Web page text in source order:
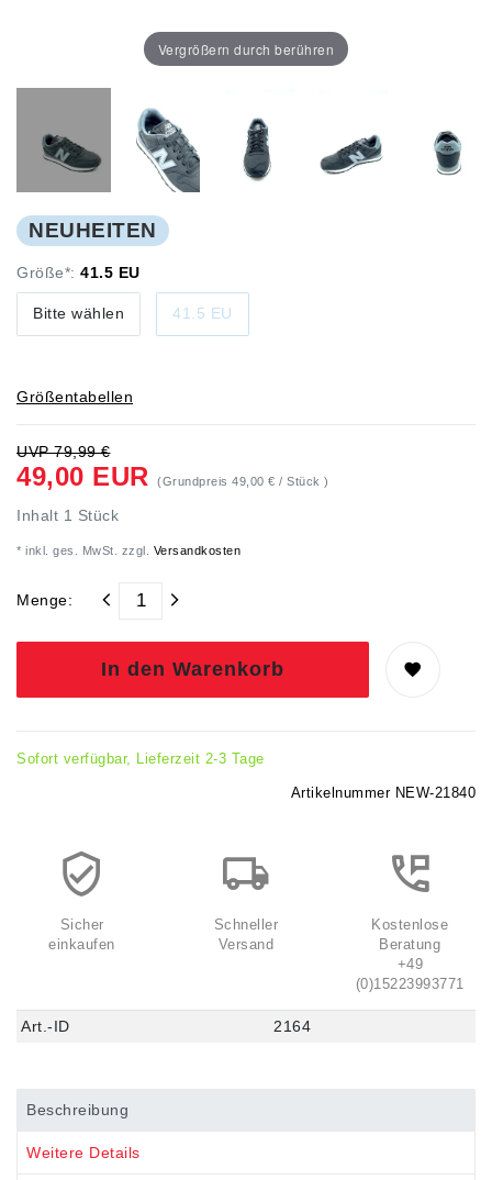
Vergrößern durch berühren
NEUHEITEN
Größe*: 41.5 EU
Bitte wählen 41.5 EU
Größentabellen
UVP 79,99 €
49,00 EUR (Grundpreis 49,00 € / Stück )
Inhalt 1 Stück
* inkl. ges. MwSt. zzgl. Versandkosten
Menge:
In den Warenkorb
Sofort verfügbar, Lieferzeit 2-3 Tage
Artikelnummer NEW-21840
Sicher
einkaufen
Schneller
Versand
Kostenlose
Beratung
+49
(0)15223993771
Art.-ID 2164
Beschreibung
Weitere Details